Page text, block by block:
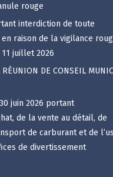
rouge
interdiction de toute
raison de la vigilance
juillet 2026
DE CONSEIL
juin 2026 portant
de la vente au détail, de
de carburant et de
de divertissement